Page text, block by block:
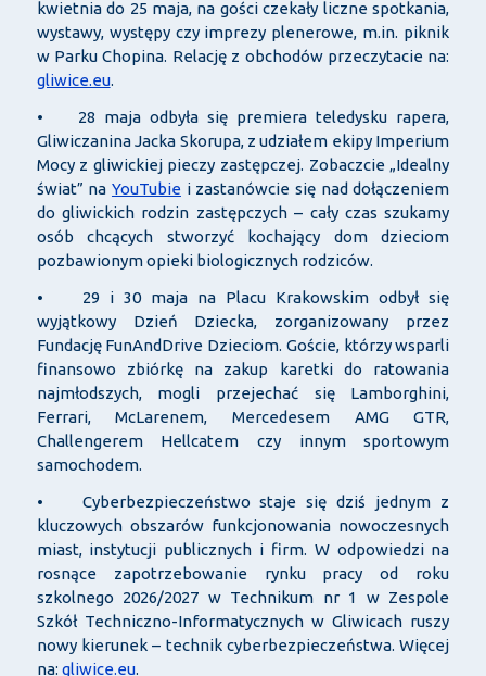
kwietnia do 25 maja, na gości czekały liczne spotkania,
wystawy, występy czy imprezy plenerowe, m.in. piknik
w Parku Chopina. Relację z obchodów przeczytacie na:
gliwice.eu.
• 28 maja odbyła się premiera teledysku rapera,
Gliwiczanina Jacka Skorupa, z udziałem ekipy Imperium
Mocy z gliwickiej pieczy zastępczej. Zobaczcie „Idealny
świat” na YouTubiei zastanówcie się nad dołączeniem
do gliwickich rodzin zastępczych – cały czas szukamy
osób chcących stworzyć kochający dom dzieciom
pozbawionym opieki biologicznych rodziców.
• 29 i 30 maja na Placu Krakowskim odbył się
wyjątkowy Dzień Dziecka, zorganizowany przez
Fundację FunAndDrive Dzieciom. Goście, którzy wsparli
finansowo zbiórkę na zakup karetki do ratowania
najmłodszych, mogli przejechać się Lamborghini,
Ferrari, McLarenem, Mercedesem AMG GTR,
Challengerem Hellcatem czy innym sportowym
samochodem.
• Cyberbezpieczeństwo staje się dziś jednym z
kluczowych obszarów funkcjonowania nowoczesnych
miast, instytucji publicznych i firm. W odpowiedzi na
rosnące zapotrzebowanie rynku pracy od roku
szkolnego 2026/2027 w Technikum nr 1 w Zespole
Szkół Techniczno-Informatycznych w Gliwicach ruszy
nowy kierunek – technik cyberbezpieczeństwa. Więcej
na: gliwice.eu.